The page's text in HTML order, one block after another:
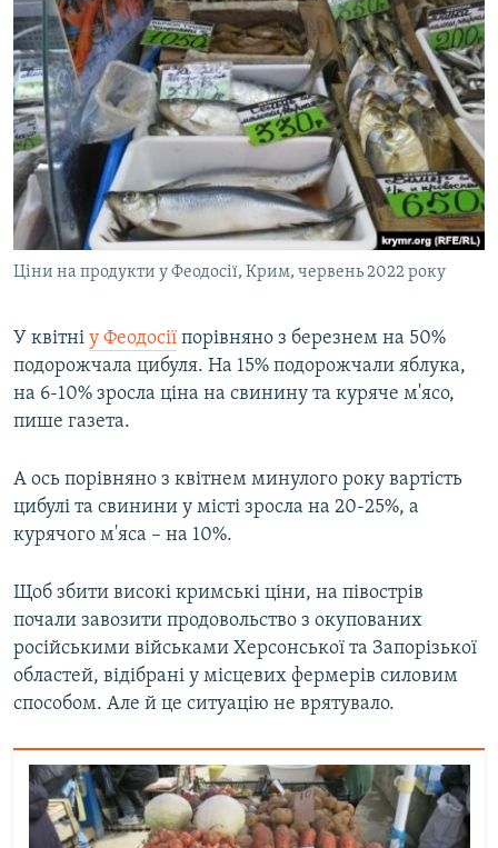
Ціни на продукти у Феодосії, Крим, червень 2022 року
У квітні у Феодосії порівняно з березнем на 50%
подорожчала цибуля. На 15% подорожчали яблука,
на 6-10% зросла ціна на свинину та куряче м'ясо,
пише газета.
А ось порівняно з квітнем минулого року вартість
цибулі та свинини у місті зросла на 20-25%, а
курячого м'яса – на 10%.
Щоб збити високі кримські ціни, на півострів
почали завозити продовольство з окупованих
російськими військами Херсонської та Запорізької
областей, відібрані у місцевих фермерів силовим
способом. Але й це ситуацію не врятувало.